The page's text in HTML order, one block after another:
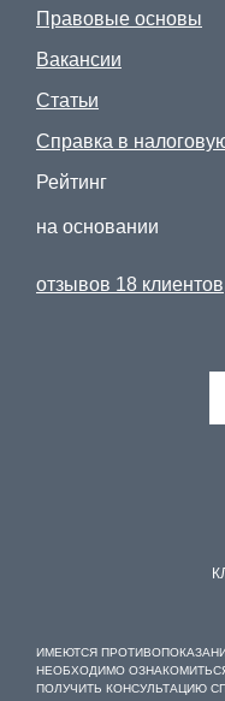
Я даю согласие на
Алина Мануйлова
+7 (900) 013-15-16
Пожалуйста, при
Правовые основы
Вакансии
Статьи
Справка в
Рейтинг
на основании
отзывов 18 клиентов
ИМЕЮТСЯ
НЕОБХОДИМО
ПОЛУЧИТЬ КОНСУЛЬТАЦИЮ